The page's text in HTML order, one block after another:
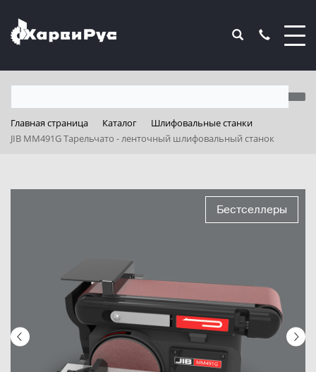
Главная страница Каталог
Шлифовальные станки
JIB MM491G Тарельчато - ленточный шлифовальный станок
Бестселлеры